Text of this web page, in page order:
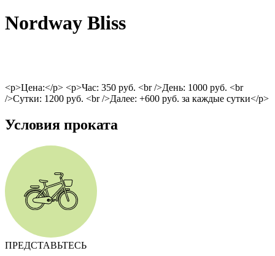
Nordway Bliss
<p>Цена:</p> <p>Час: 350 руб. <br />День: 1000 руб. <br
/>Сутки: 1200 руб. <br />Далее: +600 руб. за каждые сутки</p>
Условия проката
ПРЕДСТАВЬТЕСЬ